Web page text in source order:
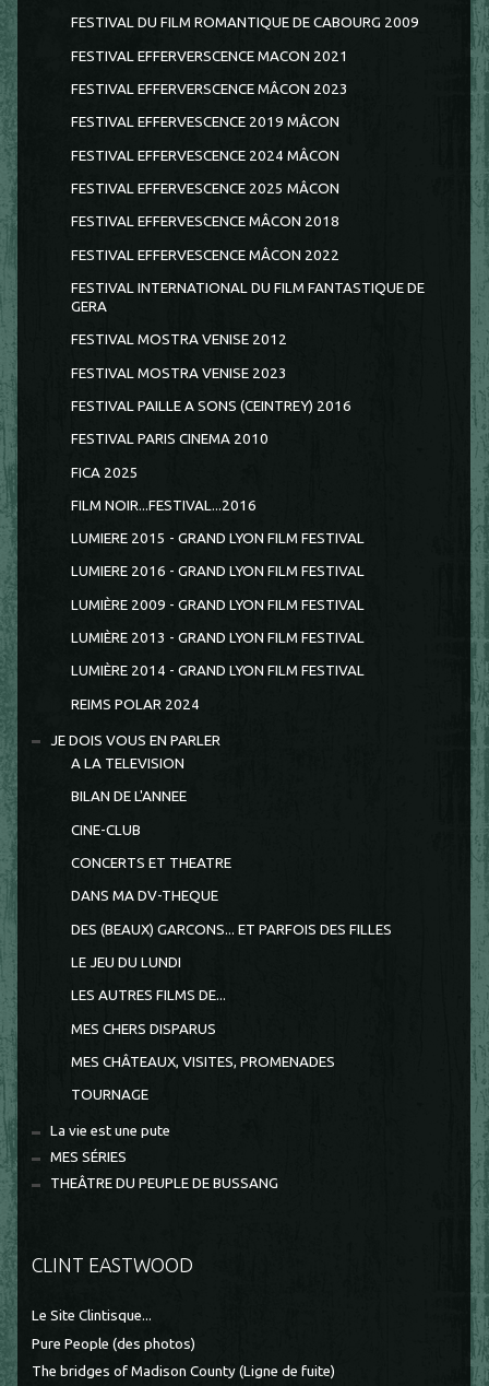
FESTIVAL DU FILM ROMANTIQUE DE CABOURG 2009
FESTIVAL EFFERVERSCENCE MACON 2021
FESTIVAL EFFERVERSCENCE MÂCON 2023
FESTIVAL EFFERVESCENCE 2019 MÂCON
FESTIVAL EFFERVESCENCE 2024 MÂCON
FESTIVAL EFFERVESCENCE 2025 MÂCON
FESTIVAL EFFERVESCENCE MÂCON 2018
FESTIVAL EFFERVESCENCE MÂCON 2022
FESTIVAL INTERNATIONAL DU FILM FANTASTIQUE DE
GERA
FESTIVAL MOSTRA VENISE 2012
FESTIVAL MOSTRA VENISE 2023
FESTIVAL PAILLE A SONS (CEINTREY) 2016
FESTIVAL PARIS CINEMA 2010
FICA 2025
FILM NOIR...FESTIVAL...2016
LUMIERE 2015 - GRAND LYON FILM FESTIVAL
LUMIERE 2016 - GRAND LYON FILM FESTIVAL
LUMIÈRE 2009 - GRAND LYON FILM FESTIVAL
LUMIÈRE 2013 - GRAND LYON FILM FESTIVAL
LUMIÈRE 2014 - GRAND LYON FILM FESTIVAL
REIMS POLAR 2024
JE DOIS VOUS EN PARLER
A LA TELEVISION
BILAN DE L'ANNEE
CINE-CLUB
CONCERTS ET THEATRE
DANS MA DV-THEQUE
DES (BEAUX) GARCONS... ET PARFOIS DES FILLES
LE JEU DU LUNDI
LES AUTRES FILMS DE...
MES CHERS DISPARUS
MES CHÂTEAUX, VISITES, PROMENADES
TOURNAGE
La vie est une pute
MES SÉRIES
THEÂTRE DU PEUPLE DE BUSSANG
CLINT EASTWOOD
Le Site Clintisque...
Pure People (des photos)
The bridges of Madison County (Ligne de fuite)